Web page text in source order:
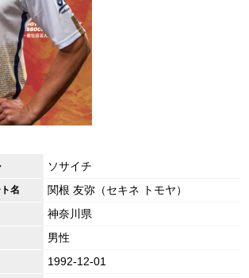
ソサイチ
名 関根 友弥（セキネ トモヤ）
神奈川県
男性
1992-12-01